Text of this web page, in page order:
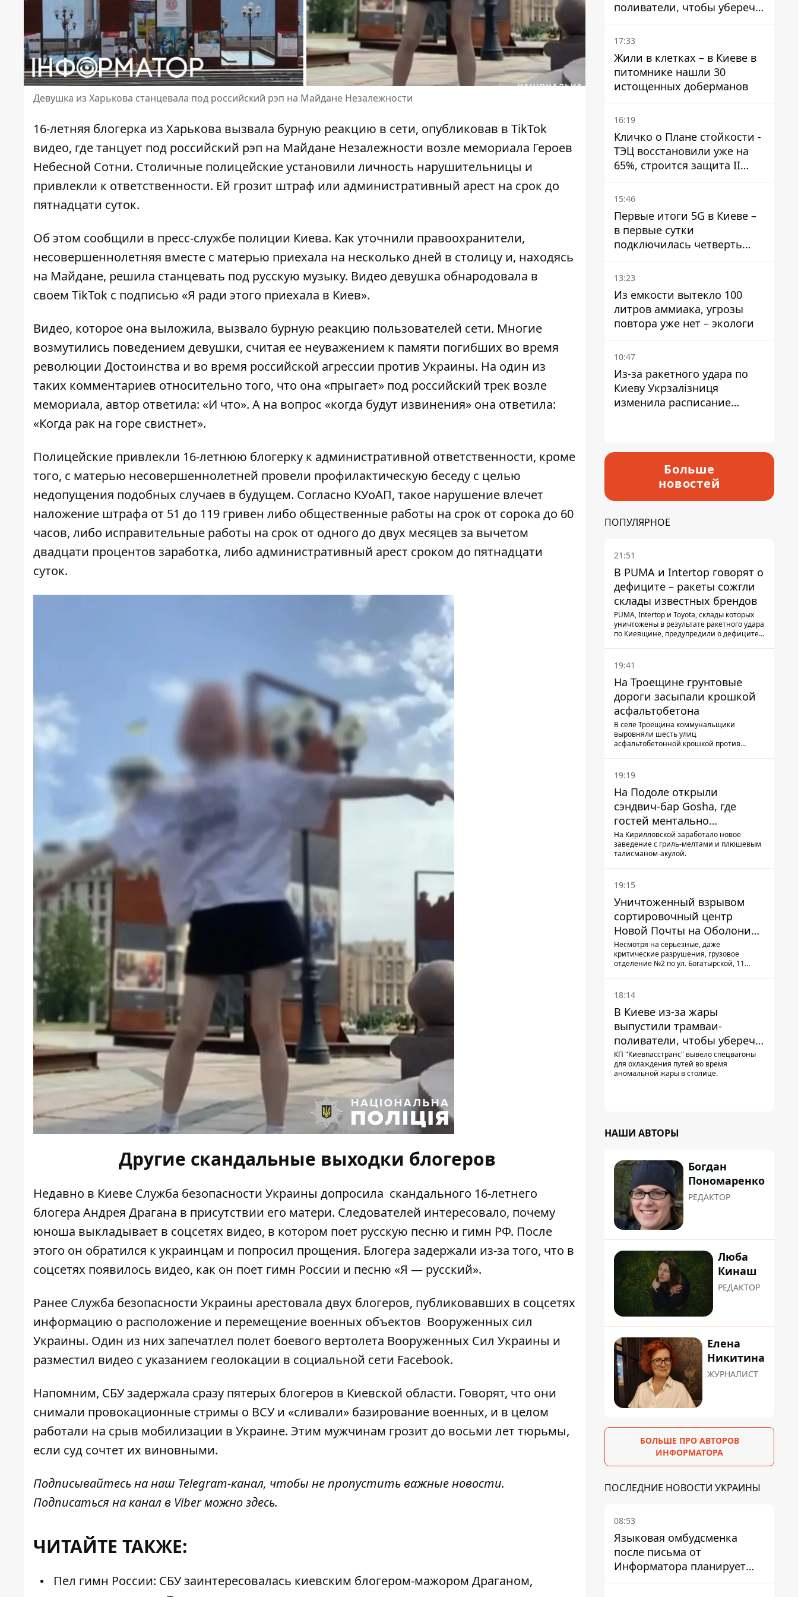
Девушка из Харькова станцевала под российский рэп на Майдане Незалежности
16-летняя блогерка из Харькова вызвала бурную реакцию в сети, опубликовав в TikTok
видео, где танцует под российский рэп на Майдане Незалежности возле мемориала Героев
Небесной Сотни. Столичные полицейские установили личность нарушительницы и
привлекли к ответственности. Ей грозит штраф или административный арест на срок до
пятнадцати суток.
Об этом сообщили в пресс-службе полиции Киева. Как уточнили правоохранители,
несовершеннолетняя вместе с матерью приехала на несколько дней в столицу и, находясь
на Майдане, решила станцевать под русскую музыку. Видео девушка обнародовала в
своем TikTok с подписью «Я ради этого приехала в Киев».
Видео, которое она выложила, вызвало бурную реакцию пользователей сети. Многие
возмутились поведением девушки, считая ее неуважением к памяти погибших во время
революции Достоинства и во время российской агрессии против Украины. На один из
таких комментариев относительно того, что она «прыгает» под российский трек возле
мемориала, автор ответила: «И что». А на вопрос «когда будут извинения» она ответила:
«Когда рак на горе свистнет».
Полицейские привлекли 16-летнюю блогерку к административной ответственности, кроме
того, с матерью несовершеннолетней провели профилактическую беседу с целью
недопущения подобных случаев в будущем. Согласно КУоАП, такое нарушение влечет
наложение штрафа от 51 до 119 гривен либо общественные работы на срок от сорока до 60
часов, либо исправительные работы на срок от одного до двух месяцев за вычетом
двадцати процентов заработка, либо административный арест сроком до пятнадцати
суток.
Другие скандальные выходки блогеров
Недавно в Киеве Служба безопасности Украины допросила скандального 16-летнего
блогера Андрея Драгана в присутствии его матери. Следователей интересовало, почему
юноша выкладывает в соцсетях видео, в котором поет русскую песню и гимн РФ. После
этого он обратился к украинцам и попросил прощения. Блогера задержали из-за того, что в
соцсетях появилось видео, как он поет гимн России и песню «Я — русский».
Ранее Служба безопасности Украины арестовала двух блогеров, публиковавших в соцсетях
информацию о расположение и перемещение военных объектов Вооруженных сил
Украины. Один из них запечатлел полет боевого вертолета Вооруженных Сил Украины и
разместил видео с указанием геолокации в социальной сети Facebook.
Напомним, СБУ задержала сразу пятерых блогеров в Киевской области. Говорят, что они
снимали провокационные стримы о ВСУ и «сливали» базирование военных, и в целом
работали на срыв мобилизации в Украине. Этим мужчинам грозит до восьми лет тюрьмы,
если суд сочтет их виновными.
Подписывайтесь на наш Telegram-канал, чтобы не пропустить важные новости.
Подписаться на канал в Viber можноздесь.
ЧИТАЙТЕ ТАКЖЕ:
Пел гимн России: СБУ заинтересовалась киевским блогером-мажором Драганом,
поливатели, чтобы уберечь
рельсы от деформации
17:33
Жили в клетках – в Киеве в
питомнике нашли 30
истощенных доберманов
16:19
Кличко о Плане стойкости -
ТЭЦ восстановили уже на
65%, строится защита II
уровня
15:46
Первые итоги 5G в Киеве –
в первые сутки
подключилась четверть
миллиона абонентов
13:23
Из емкости вытекло 100
литров аммиака, угрозы
повтора уже нет – экологи
10:47
Из-за ракетного удара по
Киеву Укрзалізниця
изменила расписание
Больше
новостей
ПОПУЛЯРНОЕ
21:51
В PUMA и Intertop говорят о
дефиците – ракеты сожгли
склады известных брендов
PUMA, Intertop и Toyota, склады которых
уничтожены в результате ракетного удара
по Киевщине, предупредили о дефиците
19:41
На Троещине грунтовые
дороги засыпали крошкой
асфальтобетона
В селе Троещина коммунальщики
выровняли шесть улиц
асфальтобетонной крошкой против
19:19
На Подоле открыли
сэндвич-бар Gosha, где
гостей ментально
разгружает акула
На Кирилловской заработало новое
заведение с гриль-мелтами и плюшевым
талисманом-акулой.
19:15
Уничтоженный взрывом
сортировочный центр
Новой Почты на Оболони
заработал – выдают
посылки
Несмотря на серьезные, даже
критические разрушения, грузовое
отделение №2 по ул. Богатырской, 11
выдают их адресатам
18:14
В Киеве из-за жары
выпустили трамваи-
поливатели, чтобы уберечь
рельсы от деформации
КП "Киевпасстранс" вывело спецвагоны
для охлаждения путей во время
аномальной жары в столице.
НАШИ АВТОРЫ
Богдан
Пономаренко
РЕДАКТОР
Люба
Кинаш
РЕДАКТОР
Елена
Никитина
ЖУРНАЛИСТ
БОЛЬШЕ ПРО АВТОРОВ
ИНФОРМАТОРА
ПОСЛЕДНИЕ НОВОСТИ УКРАИНЫ
08:53
Языковая омбудсменка
после письма от
Информатора планирует
наказать компанию-